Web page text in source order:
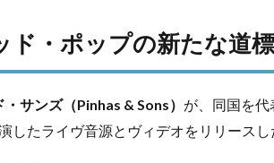
ド・ポップの新たな道標
サンズ（Pinhas & Sons） が、同国を
したライヴ音源とヴィデオをリリースし